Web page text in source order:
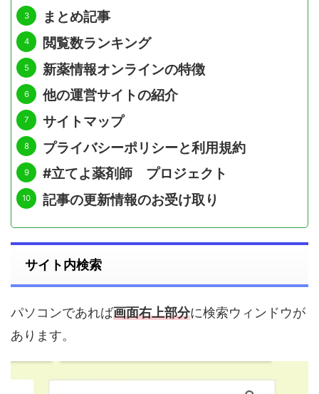
まとめ記事
閲覧数ランキング
新薬情報オンラインの特徴
他の運営サイトの紹介
サイトマップ
プライバシーポリシーと利用規約
#立てよ薬剤師 プロジェクト
記事の更新情報のお受け取り
サイト内検索
パソコンであれば画面右上部分に検索ウィンドウが
あります。